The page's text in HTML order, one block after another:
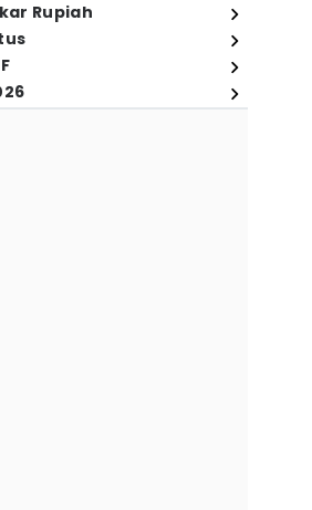
Rupiah